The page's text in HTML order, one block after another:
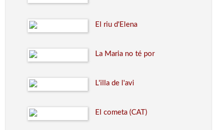
El riu d'Elena
La Maria no té por
L'illa de l'avi
El cometa (CAT)